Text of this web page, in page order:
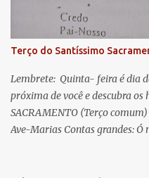
doce e sempre Virgem Maria.
Para que sejamos dignos das
Terço do Santíssimo
Lembrete: Quinta- feira é dia
próxima de você e descubra os
SACRAMENTO (Terço
Ave-Marias Contas grandes: Ó